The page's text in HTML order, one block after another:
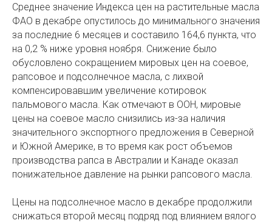
Среднее значение Индекса цен на растительные масла
ФАО в декабре опустилось до минимального значения
за последние 6 месяцев и составило 164,6 пункта, что
на 0,2 % ниже уровня ноября. Снижение было
обусловлено сокращением мировых цен на соевое,
рапсовое и подсолнечное масла, с лихвой
компенсировавшим увеличение котировок
пальмового масла. Как отмечают в ООН, мировые
цены на соевое масло снизились из-за наличия
значительного экспортного предложения в Северной
и Южной Америке, в то время как рост объемов
производства рапса в Австралии и Канаде оказал
понижательное давление на рынки рапсового масла.
Цены на подсолнечное масло в декабре продолжили
снижаться второй месяц подряд под влиянием вялого